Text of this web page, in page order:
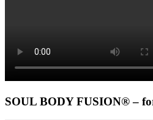
SOUL BODY FUSION® –